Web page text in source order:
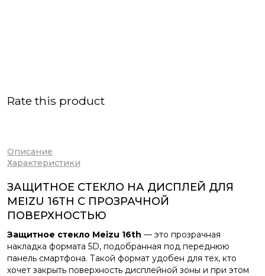
Rate this product
Описание
Характеристики
ЗАЩИТНОЕ СТЕКЛО НА ДИСПЛЕЙ ДЛЯ
MEIZU 16TH С ПРОЗРАЧНОЙ
ПОВЕРХНОСТЬЮ
Защитное стекло Meizu 16th — это прозрачная
накладка формата 5D, подобранная под переднюю
панель смартфона. Такой формат удобен для тех, кто
хочет закрыть поверхность дисплейной зоны и при этом